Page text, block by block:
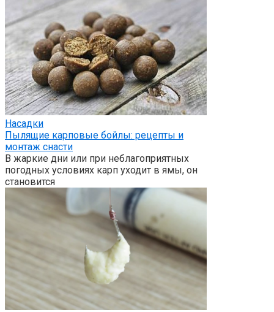
Насадки
Пылящие карповые бойлы: рецепты и
монтаж снасти
В жаркие дни или при неблагоприятных
погодных условиях карп уходит в ямы, он
становится